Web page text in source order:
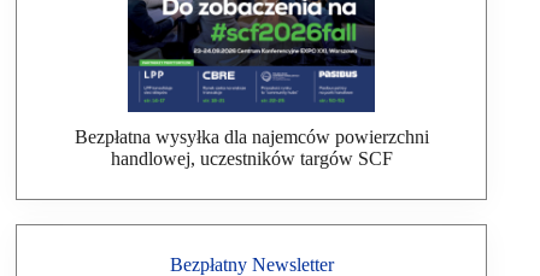
Bezpłatna wysyłka dla najemców powierzchni
handlowej, uczestników targów SCF
Bezpłatny Newsletter